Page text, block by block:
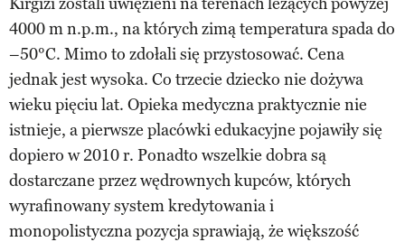
4000 m n.p.m., na których zimą temperatura spada do
–50°C. Mimo to zdołali się przystosować. Cena
jednak jest wysoka. Co trzecie dziecko nie dożywa
wieku pięciu lat. Opieka medyczna praktycznie nie
istnieje, a pierwsze placówki edukacyjne pojawiły się
dopiero w 2010 r. Ponadto wszelkie dobra są
dostarczane przez wędrownych kupców, których
wyrafinowany system kredytowania i
monopolistyczna pozycja sprawiają, że większość